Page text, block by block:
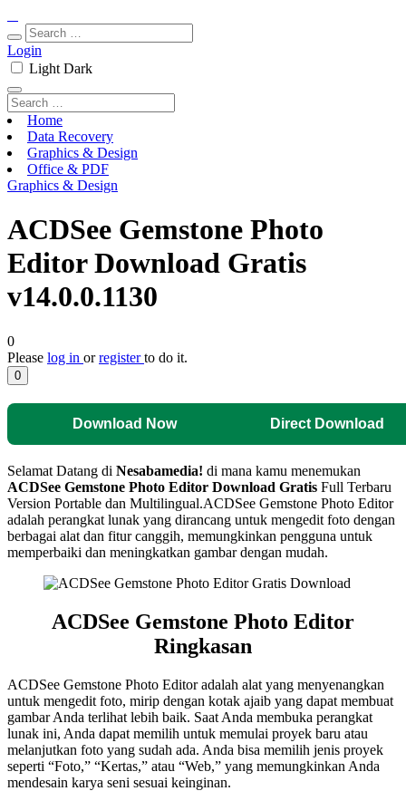
Login
Light Dark
Home
Data Recovery
Graphics & Design
Office & PDF
Graphics & Design
ACDSee Gemstone Photo
Editor Download Gratis
v14.0.0.1130
0
Please log in orregisterto do it.
0
Download Now Direct Download
Selamat Datang di Nesabamedia! di mana kamu menemukan
ACDSee Gemstone Photo Editor Download Gratis Full Terbaru
Version Portable dan Multilingual.ACDSee Gemstone Photo Editor
adalah perangkat lunak yang dirancang untuk mengedit foto dengan
berbagai alat dan fitur canggih, memungkinkan pengguna untuk
memperbaiki dan meningkatkan gambar dengan mudah.
ACDSee Gemstone Photo Editor
Ringkasan
ACDSee Gemstone Photo Editor adalah alat yang menyenangkan
untuk mengedit foto, mirip dengan kotak ajaib yang dapat membuat
gambar Anda terlihat lebih baik. Saat Anda membuka perangkat
lunak ini, Anda dapat memilih untuk memulai proyek baru atau
melanjutkan foto yang sudah ada. Anda bisa memilih jenis proyek
seperti “Foto,” “Kertas,” atau “Web,” yang memungkinkan Anda
mendesain karya seni sesuai keinginan.